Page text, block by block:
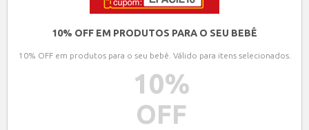
10% OFF EM PRODUTOS PARA O SEU BEBÊ
10% OFF em produtos para o seu bebê. Válido para itens selecionados.
10%
OFF